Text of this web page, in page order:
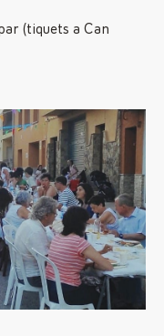
(tiquets a Can